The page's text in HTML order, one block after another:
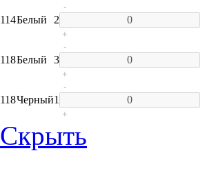
114Белый 2
-
+
118Белый 3
-
+
118Черный1
-
+
Скрыть